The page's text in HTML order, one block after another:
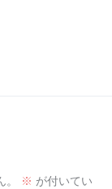
※ が付いてい